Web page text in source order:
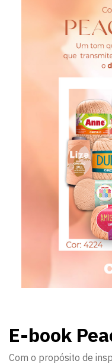
E-book
Com o propósito de